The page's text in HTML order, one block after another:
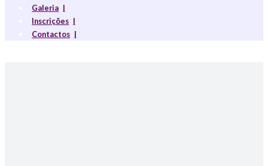
Galeria
Inscrições
Contactos